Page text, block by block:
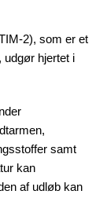
2), som er et
hjertet i
samt
kan
af udløb kan